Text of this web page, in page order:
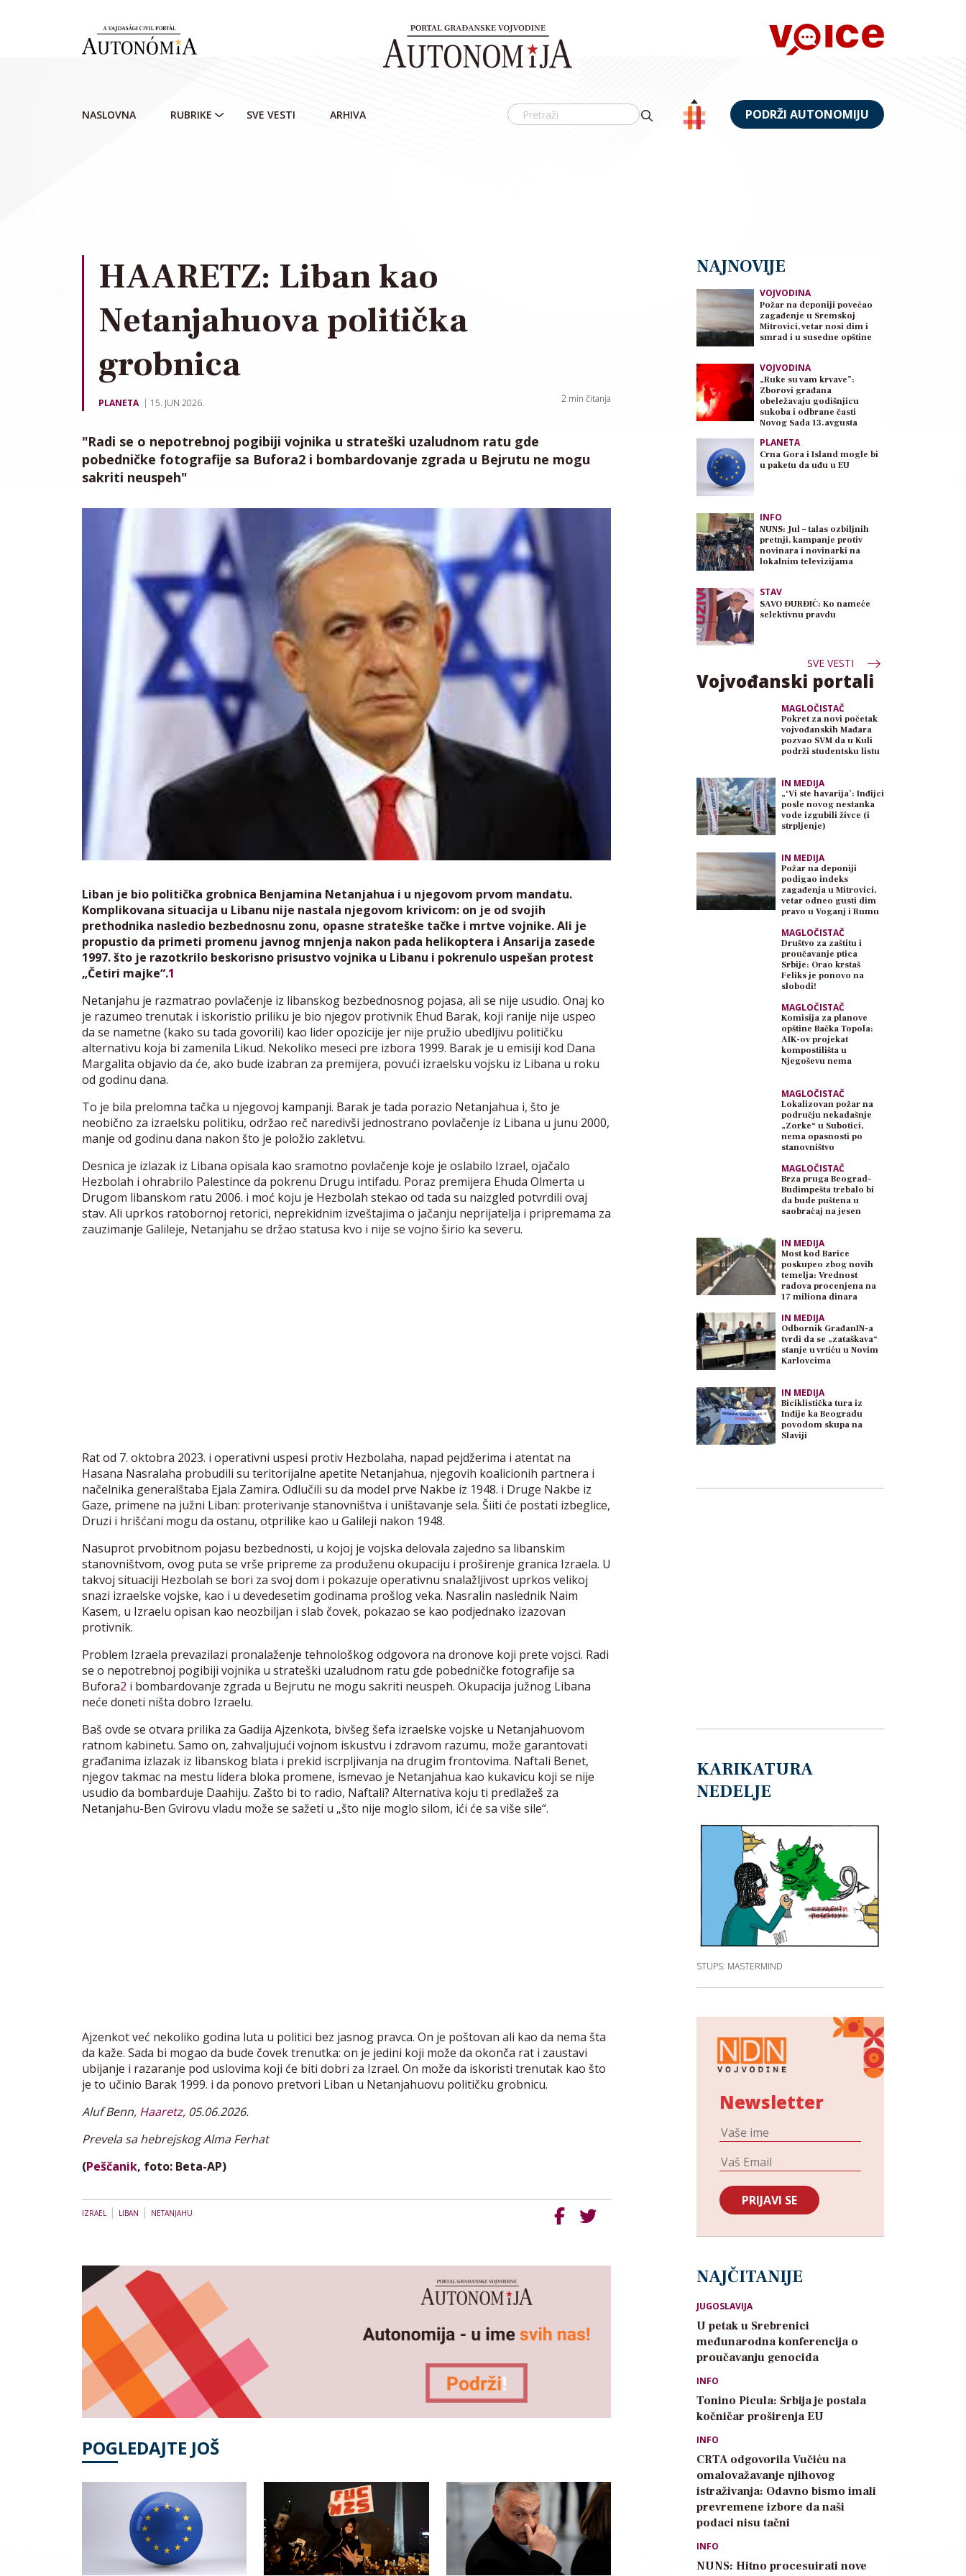
NASLOVNA RUBRIKE SVE VESTI ARHIVA PODRŽI AUTONOMIJU
HAARETZ: Liban kao
Netanjahuova politička
grobnica
PLANETA 15. JUN 2026. 2 min čitanja
"Radi se o nepotrebnoj pogibiji vojnika u strateški uzaludnom ratu gde
pobedničke fotografije sa Bufora2 i bombardovanje zgrada u Bejrutu ne mogu
sakriti neuspeh"
Liban je bio politička grobnica Benjamina Netanjahua i u njegovom prvom mandatu.
Komplikovana situacija u Libanu nije nastala njegovom krivicom: on je od svojih
prethodnika nasledio bezbednosnu zonu, opasne strateške tačke i mrtve vojnike. Ali je
propustio da primeti promenu javnog mnjenja nakon pada helikoptera i Ansarija zasede
1997. što je razotkrilo beskorisno prisustvo vojnika u Libanu i pokrenulo uspešan protest
„Četiri majke“.1
Netanjahu je razmatrao povlačenje iz libanskog bezbednosnog pojasa, ali se nije usudio. Onaj ko
je razumeo trenutak i iskoristio priliku je bio njegov protivnik Ehud Barak, koji ranije nije uspeo
da se nametne (kako su tada govorili) kao lider opozicije jer nije pružio ubedljivu političku
alternativu koja bi zamenila Likud. Nekoliko meseci pre izbora 1999. Barak je u emisiji kod Dana
Margalita objavio da će, ako bude izabran za premijera, povući izraelsku vojsku iz Libana u roku
od godinu dana.
To je bila prelomna tačka u njegovoj kampanji. Barak je tada porazio Netanjahua i, što je
neobično za izraelsku politiku, održao reč naredivši jednostrano povlačenje iz Libana u junu 2000,
manje od godinu dana nakon što je položio zakletvu.
Desnica je izlazak iz Libana opisala kao sramotno povlačenje koje je oslabilo Izrael, ojačalo
Hezbolah i ohrabrilo Palestince da pokrenu Drugu intifadu. Poraz premijera Ehuda Olmerta u
Drugom libanskom ratu 2006. i moć koju je Hezbolah stekao od tada su naizgled potvrdili ovaj
stav. Ali uprkos ratobornoj retorici, neprekidnim izveštajima o jačanju neprijatelja i pripremama za
zauzimanje Galileje, Netanjahu se držao statusa kvo i nije se vojno širio ka severu.
Rat od 7. oktobra 2023. i operativni uspesi protiv Hezbolaha, napad pejdžerima i atentat na
Hasana Nasralaha probudili su teritorijalne apetite Netanjahua, njegovih koalicionih partnera i
načelnika generalštaba Ejala Zamira. Odlučili su da model prve Nakbe iz 1948. i Druge Nakbe iz
Gaze, primene na južni Liban: proterivanje stanovništva i uništavanje sela. Šiiti će postati izbeglice,
Druzi i hrišćani mogu da ostanu, otprilike kao u Galileji nakon 1948.
Nasuprot prvobitnom pojasu bezbednosti, u kojoj je vojska delovala zajedno sa libanskim
stanovništvom, ovog puta se vrše pripreme za produženu okupaciju i proširenje granica Izraela. U
takvoj situaciji Hezbolah se bori za svoj dom i pokazuje operativnu snalažljivost uprkos velikoj
snazi izraelske vojske, kao i u devedesetim godinama prošlog veka. Nasralin naslednik Naim
Kasem, u Izraelu opisan kao neozbiljan i slab čovek, pokazao se kao podjednako izazovan
protivnik.
Problem Izraela prevazilazi pronalaženje tehnološkog odgovora na dronove koji prete vojsci. Radi
se o nepotrebnoj pogibiji vojnika u strateški uzaludnom ratu gde pobedničke fotografije sa
Bufora2 i bombardovanje zgrada u Bejrutu ne mogu sakriti neuspeh. Okupacija južnog Libana
neće doneti ništa dobro Izraelu.
Baš ovde se otvara prilika za Gadija Ajzenkota, bivšeg šefa izraelske vojske u Netanjahuovom
ratnom kabinetu. Samo on, zahvaljujući vojnom iskustvu i zdravom razumu, može garantovati
građanima izlazak iz libanskog blata i prekid iscrpljivanja na drugim frontovima. Naftali Benet,
njegov takmac na mestu lidera bloka promene, ismevao je Netanjahua kao kukavicu koji se nije
usudio da bombarduje Daahiju. Zašto bi to radio, Naftali? Alternativa koju ti predlažeš za
Netanjahu-Ben Gvirovu vladu može se sažeti u „što nije moglo silom, ići će sa više sile“.
Ajzenkot već nekoliko godina luta u politici bez jasnog pravca. On je poštovan ali kao da nema šta
da kaže. Sada bi mogao da bude čovek trenutka: on je jedini koji može da okonča rat i zaustavi
ubijanje i razaranje pod uslovima koji će biti dobri za Izrael. On može da iskoristi trenutak kao što
je to učinio Barak 1999. i da ponovo pretvori Liban u Netanjahuovu političku grobnicu.
Aluf Benn, Haaretz, 05.06.2026.
Prevela sa hebrejskog Alma Ferhat
(Peščanik, foto: Beta-AP)
IZRAEL | LIBAN | NETANJAHU
POGLEDAJTE JOŠ
NAJNOVIJE
VOJVODINA
Požar na deponiji povećao
zagađenje u Sremskoj
Mitrovici, vetar nosi dim i
smrad i u susedne opštine
VOJVODINA
„Ruke su vam krvave”:
Zborovi građana
obeležavaju godišnjicu
sukoba i odbrane časti
Novog Sada 13.avgusta
PLANETA
Crna Gora i Island mogle bi
u paketu da uđu u EU
INFO
NUNS: Jul – talas ozbiljnih
pretnji, kampanje protiv
novinara i novinarki na
lokalnim televizijama
STAV
SAVO ĐURĐIĆ: Ko nameće
selektivnu pravdu
SVE VESTI
Vojvođanski portali
MAGLOČISTAČ
Pokret za novi početak
vojvođanskih Mađara
pozvao SVM da u Kuli
podrži studentsku listu
IN MEDIJA
„‘Vi ste havarija’: Inđijci
posle novog nestanka
vode izgubili živce (i
strpljenje)
IN MEDIJA
Požar na deponiji
podigao indeks
zagađenja u Mitrovici,
vetar odneo gusti dim
pravo u Voganj i Rumu
MAGLOČISTAČ
Društvo za zaštitu i
proučavanje ptica
Srbije: Orao krstaš
Feliks je ponovo na
slobodi!
MAGLOČISTAČ
Komisija za planove
opštine Bačka Topola:
AIK-ov projekat
kompostilišta u
Njegoševu nema
MAGLOČISTAČ
Lokalizovan požar na
području nekadašnje
„Zorke“ u Subotici,
nema opasnosti po
stanovništvo
MAGLOČISTAČ
Brza pruga Beograd–
Budimpešta trebalo bi
da bude puštena u
saobraćaj na jesen
IN MEDIJA
Most kod Barice
poskupeo zbog novih
temelja: Vrednost
radova procenjena na
17 miliona dinara
IN MEDIJA
Odbornik GrađanIN-a
tvrdi da se „zataškava“
stanje u vrtiću u Novim
Karlovcima
IN MEDIJA
Biciklistička tura iz
Inđije ka Beogradu
povodom skupa na
Slaviji
KARIKATURA
NEDELJE
STUPS: MASTERMIND
Newsletter
NAJČITANIJE
JUGOSLAVIJA
U petak u Srebrenici
međunarodna konferencija o
proučavanju genocida
INFO
Tonino Picula: Srbija je postala
kočničar proširenja EU
INFO
CRTA odgovorila Vučiću na
omalovažavanje njihovog
istraživanja: Odavno bismo imali
prevremene izbore da naši
podaci nisu tačni
INFO
NUNS: Hitno procesuirati nove